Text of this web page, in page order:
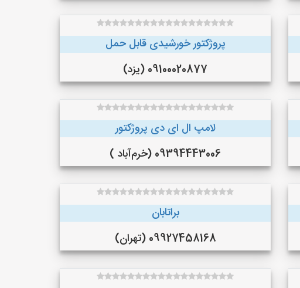
پروژکتور خورشیدی قابل حمل
09100020877 (یزد)
لامپ ال ای دی پروژکتور
09394443006 (خرم‌آباد )
براتابان
09927458168 (تهران)